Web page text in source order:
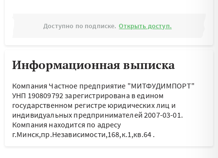
Доступно по подписке. Открыть доступ.
Информационная выписка
Компания Частное предприятие "МИТФУДИМПОРТ"
УНП 190809792 зарегистрирована в едином
государственном регистре юридических лиц и
индивидуальных предпринимателей 2007-03-01.
Компания находится по адресу
г.Минск,пр.Независимости,168,к.1,кв.64 .